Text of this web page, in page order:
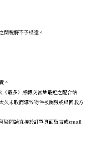
關稅將不予退還。
。
最多）將轉交當地最近之配合站
久未取而導致物件被銷毀或退回我方
疑問請直接於訂單頁面留言或email